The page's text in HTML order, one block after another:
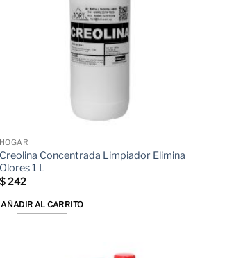
HOGAR
Creolina Concentrada Limpiador Elimina
Olores 1 L
$242
AÑADIR AL CARRITO